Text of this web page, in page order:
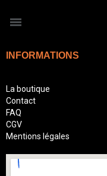
INFORMATIONS
La boutique
Contact
FAQ
CGV
Mentions légales